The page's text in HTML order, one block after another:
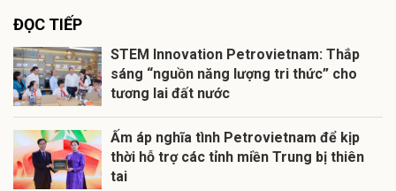
ĐỌC TIẾP
STEM Innovation Petrovietnam: Thắp
sáng “nguồn năng lượng tri thức” cho
tương lai đất nước
Ấm áp nghĩa tình Petrovietnam để kịp
thời hỗ trợ các tỉnh miền Trung bị thiên
tai